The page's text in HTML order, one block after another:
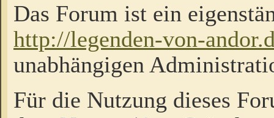
Das Forum ist ein
http://legenden-von-
unabhängigen
Für die Nutzung dieses